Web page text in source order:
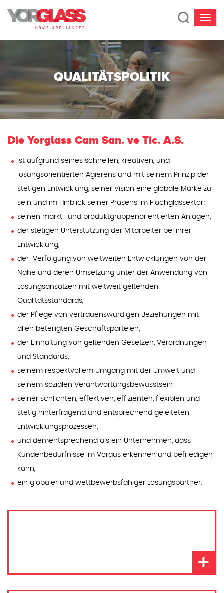
QUALITÄTSPOLITIK
Die Yorglass Cam San. ve Tic. A.S.
ist aufgrund seines schnellen, kreativen, und
lösungsorientierten Agierens und mit seinem Prinzip der
stetigen Entwicklung, seiner Vision eine globale Marke zu
sein und im Hinblick seiner Präsens im Flachglassektor;
seinen markt- und produktgruppenorientierten Anlagen,
der stetigen Unterstützung der Mitarbeiter bei ihrer
Entwicklung,
der Verfolgung von weltweiten Entwicklungen von der
Nähe und deren Umsetzung unter der Anwendung von
Lösungsansätzen mit weltweit geltenden
Qualitätsstandards,
der Pflege von vertrauenswürdigen Beziehungen mit
allen beteiligten Geschäftsparteien,
der Einhaltung von geltenden Gesetzen, Verordnungen
und Standards,
seinem respektvollem Umgang mit der Umwelt und
seinem sozialen Verantwortungsbewusstsein
seiner schlichten, effektiven, effizienten, flexiblen und
stetig hinterfragend und entsprechend geleiteten
Entwicklungsprozessen,
und dementsprechend als ein Unternehmen, dass
Kundenbedürfnisse im Voraus erkennen und befriedigen
kann,
ein globaler und wettbewerbsfähiger Lösungspartner.
+